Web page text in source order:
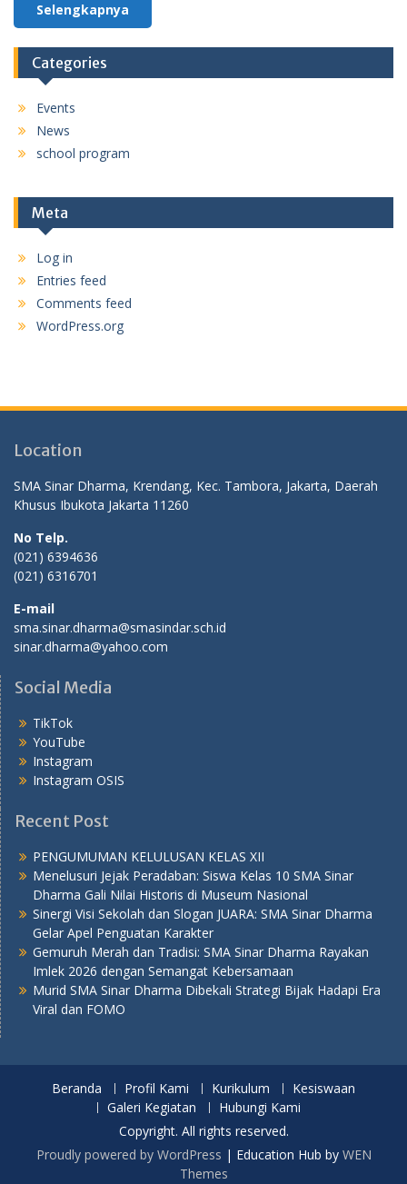
Selengkapnya
Categories
Events
News
school program
Meta
Log in
Entries feed
Comments feed
WordPress.org
Location
SMA Sinar Dharma, Krendang, Kec. Tambora, Jakarta, Daerah
Khusus Ibukota Jakarta 11260
No Telp.
(021) 6394636
(021) 6316701
E-mail
sma.sinar.dharma@smasindar.sch.id
sinar.dharma@yahoo.com
Social Media
TikTok
YouTube
Instagram
Instagram OSIS
Recent Post
PENGUMUMAN KELULUSAN KELAS XII
Menelusuri Jejak Peradaban: Siswa Kelas 10 SMA Sinar
Dharma Gali Nilai Historis di Museum Nasional
Sinergi Visi Sekolah dan Slogan JUARA: SMA Sinar Dharma
Gelar Apel Penguatan Karakter
Gemuruh Merah dan Tradisi: SMA Sinar Dharma Rayakan
Imlek 2026 dengan Semangat Kebersamaan
Murid SMA Sinar Dharma Dibekali Strategi Bijak Hadapi Era
Viral dan FOMO
Beranda Profil Kami Kurikulum
Kesiswaan
Galeri Kegiatan
Hubungi Kami
Copyright. All rights reserved.
Proudly powered by WordPress | Education Hub by WEN
Themes